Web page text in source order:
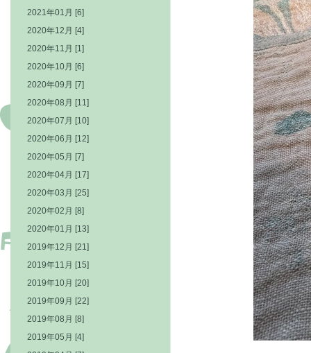
2021年01月 [6]
2020年12月 [4]
2020年11月 [1]
2020年10月 [6]
2020年09月 [7]
2020年08月 [11]
2020年07月 [10]
2020年06月 [12]
2020年05月 [7]
2020年04月 [17]
2020年03月 [25]
2020年02月 [8]
2020年01月 [13]
2019年12月 [21]
2019年11月 [15]
2019年10月 [20]
2019年09月 [22]
2019年08月 [8]
2019年05月 [4]